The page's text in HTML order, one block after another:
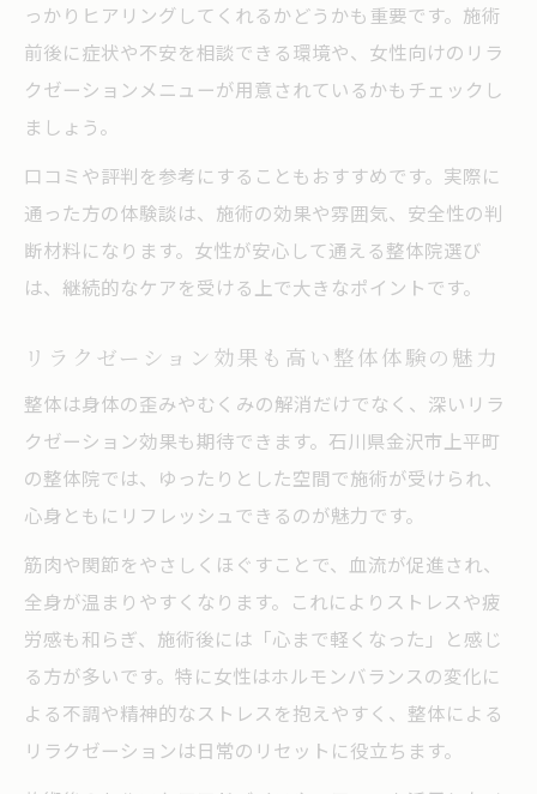
女性施術者在籍の整体院で安心ケア体験
ホットペッパービューティーのレビュー活
用法
整体で腰痛とむくみを同時に改善する方法
整体で人気の腰痛・むくみ対策メニューの
リラクゼーション整体で心身の負担を軽減
整体で得られる長期的な健康メリット
っかりヒアリングしてくれるかどうかも重要です。施術
前後に症状や不安を相談できる環境や、女性向けのリラ
クゼーションメニューが用意されているかもチェックし
ましょう。
口コミや評判を参考にすることもおすすめです。実際に
通った方の体験談は、施術の効果や雰囲気、安全性の判
断材料になります。女性が安心して通える整体院選び
は、継続的なケアを受ける上で大きなポイントです。
リラクゼーション効果も高い整体体験の魅力
整体は身体の歪みやむくみの解消だけでなく、深いリラ
クゼーション効果も期待できます。石川県金沢市上平町
の整体院では、ゆったりとした空間で施術が受けられ、
心身ともにリフレッシュできるのが魅力です。
筋肉や関節をやさしくほぐすことで、血流が促進され、
全身が温まりやすくなります。これによりストレスや疲
労感も和らぎ、施術後には「心まで軽くなった」と感じ
る方が多いです。特に女性はホルモンバランスの変化に
よる不調や精神的なストレスを抱えやすく、整体による
リラクゼーションは日常のリセットに役立ちます。